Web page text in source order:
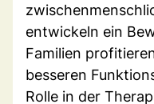
entwickeln ein
Familien
besseren
Rolle in der